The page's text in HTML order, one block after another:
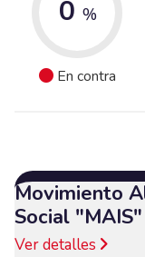
0 %
En contra
Movimiento
Social "MAIS"
Ver detalles